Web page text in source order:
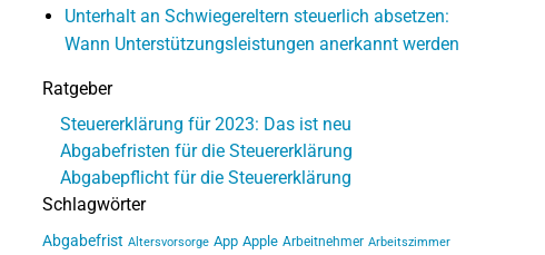
Unterhalt an Schwiegereltern steuerlich absetzen:
Wann Unterstützungsleistungen anerkannt werden
Ratgeber
Steuererklärung für 2023: Das ist neu
Abgabefristen für die Steuererklärung
Abgabepflicht für die Steuererklärung
Schlagwörter
Abgabefrist Altersvorsorge App Apple Arbeitnehmer Arbeitszimmer